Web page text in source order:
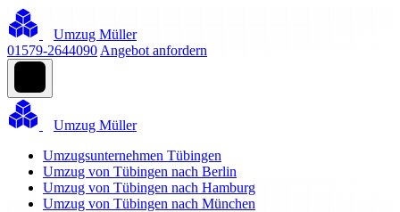
Umzug Müller
01579-2644090 Angebot anfordern
Umzug Müller
Umzugsunternehmen Tübingen
Umzug von Tübingen nach Berlin
Umzug von Tübingen nach Hamburg
Umzug von Tübingen nach München